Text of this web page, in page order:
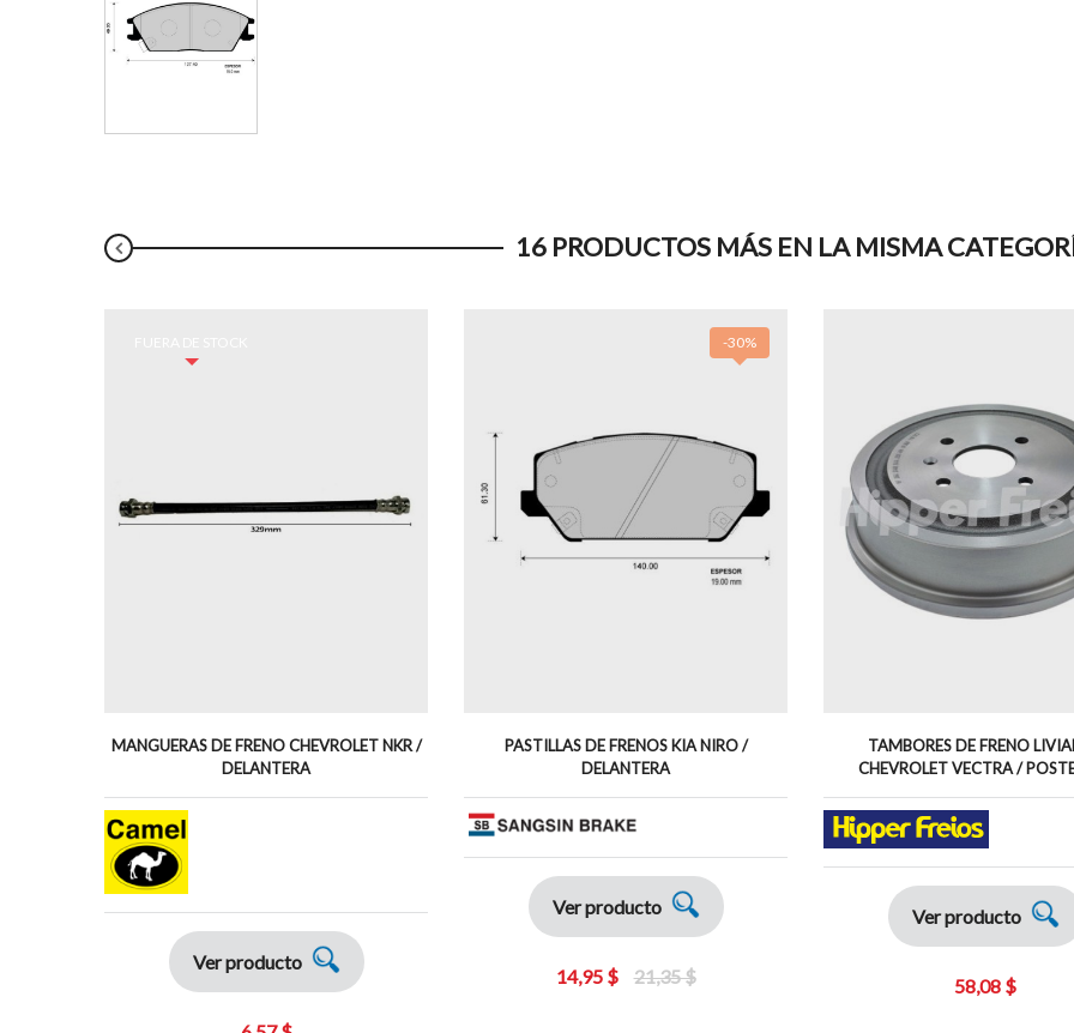
16 PRODUCTOS MÁS EN LA MISMA
MANGUERAS DE FRENO CHEVROLET NKR /
DELANTERA
Ver producto
PASTILLAS DE FRENOS KIA NIRO /
DELANTERA
Ver producto
14,95 $ 21,35 $
-30%
TAMBORES DE FRENO
CHEVROLET VECTRA /
Ver producto
58,08 $